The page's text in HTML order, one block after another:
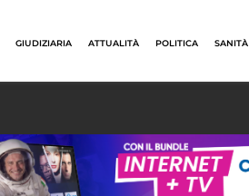
GIUDIZIARIA ATTUALITÀ POLITICA SANITÀ